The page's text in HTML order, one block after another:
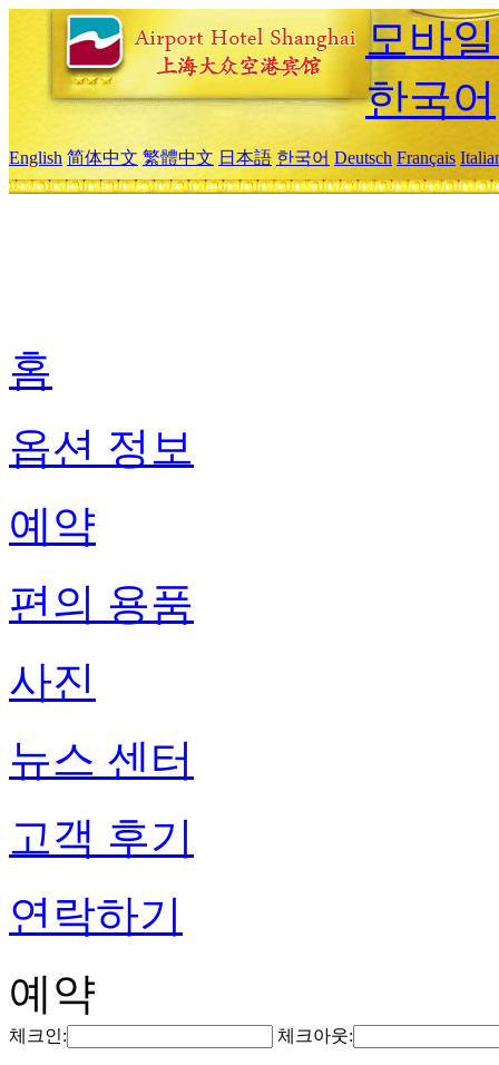
모바
한국어
English 简体中文 繁體中文 日本語 한국어 Deutsch Français
홈
옵션 정보
예약
편의 용품
사진
뉴스 센터
고객 후기
연락하기
예약
체크인: 체크아웃: